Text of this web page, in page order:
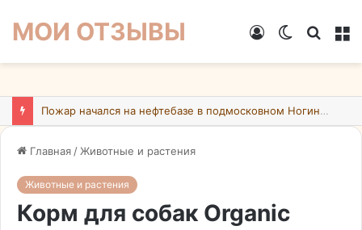
МОИ ОТЗЫВЫ
Switch
Войти
Пожар начался на нефтебазе в подмосковном Ногинске в результате атаки БПЛА ВСУ
Главная / Животные и растения
Животные и растения
Корм для собак Organic